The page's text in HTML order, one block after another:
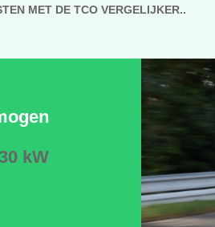
MET DE TCO VERGELIJKER..
kW